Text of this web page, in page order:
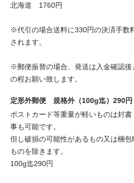
北海道 1760円
※代引の場合送料に330円の決済手数
されます。
※郵便振替の場合、発送は入金確認
の程お願い致します。
定形外郵便 規格外（100g迄）290円
ポストカード等重量が軽いものは封
事も可能です。
但し破損の可能性があるもの又は梱
ものを除きます。
100g迄290円